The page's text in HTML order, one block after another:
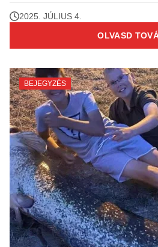
2025. JÚLIUS 4.
OLVASD
BEJEGYZÉS